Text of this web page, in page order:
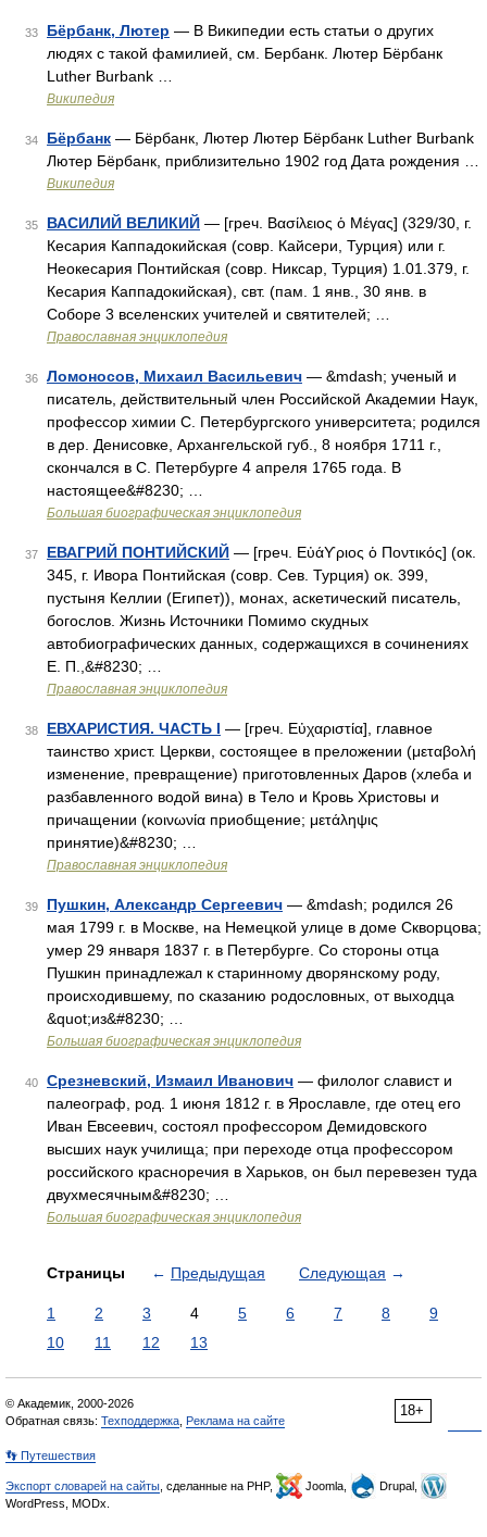
33 Бёрбанк, Лютер — В Википедии есть статьи о других
людях с такой фамилией, см. Бербанк. Лютер Бёрбанк
Luther Burbank …
Википедия
34 Бёрбанк — Бёрбанк, Лютер Лютер Бёрбанк Luther Burbank
Лютер Бёрбанк, приблизительно 1902 год Дата рождения …
Википедия
35 ВАСИЛИЙ ВЕЛИКИЙ — [греч. Βασίλειος ὁ Μέγας] (329/30, г.
Кесария Каппадокийская (совр. Кайсери, Турция) или г.
Неокесария Понтийская (совр. Никсар, Турция) 1.01.379, г.
Кесария Каппадокийская), свт. (пам. 1 янв., 30 янв. в
Соборе 3 вселенских учителей и святителей; …
Православная энциклопедия
36 Ломоносов, Михаил Васильевич — &mdash; ученый и
писатель, действительный член Российской Академии Наук,
профессор химии С. Петербургского университета; родился
в дер. Денисовке, Архангельской губ., 8 ноября 1711 г.,
скончался в С. Петербурге 4 апреля 1765 года. В
настоящее&#8230; …
Большая биографическая энциклопедия
37 ЕВАГРИЙ ПОНТИЙСКИЙ — [греч. Εὐάϒριος ὁ Ποντικός] (ок.
345, г. Ивора Понтийская (совр. Сев. Турция) ок. 399,
пустыня Келлии (Египет)), монах, аскетический писатель,
богослов. Жизнь Источники Помимо скудных
автобиографических данных, содержащихся в сочинениях
Е. П.,&#8230; …
Православная энциклопедия
38 ЕВХАРИСТИЯ. ЧАСТЬ I — [греч. Εὐχαριστία], главное
таинство христ. Церкви, состоящее в преложении (μεταβολή
изменение, превращение) приготовленных Даров (хлеба и
разбавленного водой вина) в Тело и Кровь Христовы и
причащении (κοινωνία приобщение; μετάληψις
принятие)&#8230; …
Православная энциклопедия
39 Пушкин, Александр Сергеевич — &mdash; родился 26
мая 1799 г. в Москве, на Немецкой улице в доме Скворцова;
умер 29 января 1837 г. в Петербурге. Со стороны отца
Пушкин принадлежал к старинному дворянскому роду,
происходившему, по сказанию родословных, от выходца
&quot;из&#8230; …
Большая биографическая энциклопедия
40 Срезневский, Измаил Иванович — филолог славист и
палеограф, род. 1 июня 1812 г. в Ярославле, где отец его
Иван Евсеевич, состоял профессором Демидовского
высших наук училища; при переходе отца профессором
российского красноречия в Харьков, он был перевезен туда
двухмесячным&#8230; …
Большая биографическая энциклопедия
Страницы ← Предыдущая Следующая →
1 2 3 4 5 6 7 8
9
10
11 12 13
18+
© Академик, 2000-2026
Обратная связь: Техподдержка Реклама на сайте
👣 Путешествия
Экспорт словарей на сайты , сделанные на PHP, Joomla,
Drupal,
WordPress, MODx.